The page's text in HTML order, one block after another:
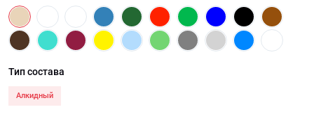
Тип состава
Алкидный